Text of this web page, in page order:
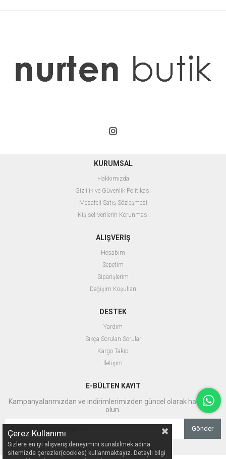
KURUMSAL
Hakkımızda
Gizlilik ve Güvenlik Politikası
Mesafeli Satış Sözleşmesi
Kişisel Verilerin Korunması
ALIŞVERİŞ
Hesabım
Sepetim
Siparişlerim
Değişim Koşulları
DESTEK
Yardım
Sıkça Sorulan Sorular
Kargo Takip
İletişim
E-BÜLTEN KAYIT
Kampanyalarımızdan ve indirimlerimizden güncel olarak haberdar
olun.
Gönder
Çerez Kullanımı
Sizlere en iyi alışveriş deneyimini sunabilmek adına
sitemizde çerezler(cookies) kullanmaktayız. Detaylı bilgi